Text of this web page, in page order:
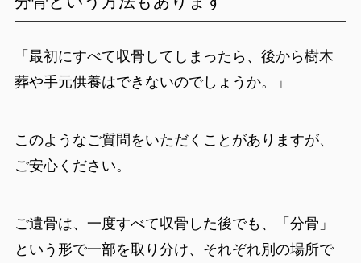
「最初にすべて収骨してしまったら、後から樹木
葬や手元供養はできないのでしょうか。」
このようなご質問をいただくことがありますが、
ご安心ください。
ご遺骨は、一度すべて収骨した後でも、「分骨」
という形で一部を取り分け、それぞれ別の場所で